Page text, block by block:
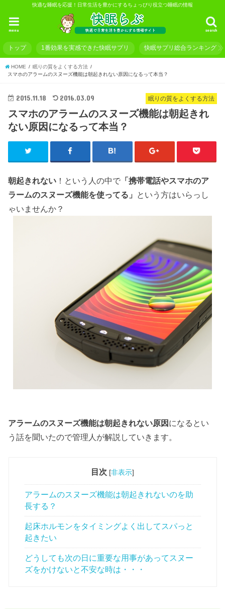
快適な睡眠を応援！日常生活を豊かにするちょっぴり役立つ睡眠の情報
search
menu
トップ 1番効果を実感できた快眠サプリ 快眠サプリ総合ランキング
HOME
眠りの質をよくする方法
スマホのアラームのスヌーズ機能は朝起きれない原因になるって本当？
眠りの質をよくする方法
2015.11.18 2016.03.09
スマホのアラームのスヌーズ機能は朝起きれ
ない原因になるって本当？
朝起きれない ！という人の中で 「携帯電話やスマホのア
ラームのスヌーズ機能を使ってる」 という方はいらっし
ゃいませんか？
アラームのスヌーズ機能は朝起きれない原因 になるとい
う話を聞いたので管理人が解説していきます。
目次 [非表示]
アラームのスヌーズ機能は朝起きれないのを助
長する？
起床ホルモンをタイミングよく出してスパっと
起きたい
どうしても次の日に重要な用事があってスヌー
ズをかけないと不安な時は・・・